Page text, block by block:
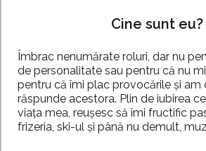
Cine sunt eu?
Îmbrac nenumărate roluri, dar nu
de personalitate sau pentru că nu
pentru că îmi plac provocările și am
răspunde acestora. Plin de iubirea
viața mea, reușesc să îmi fructific
frizeria, ski-ul și până nu demult,